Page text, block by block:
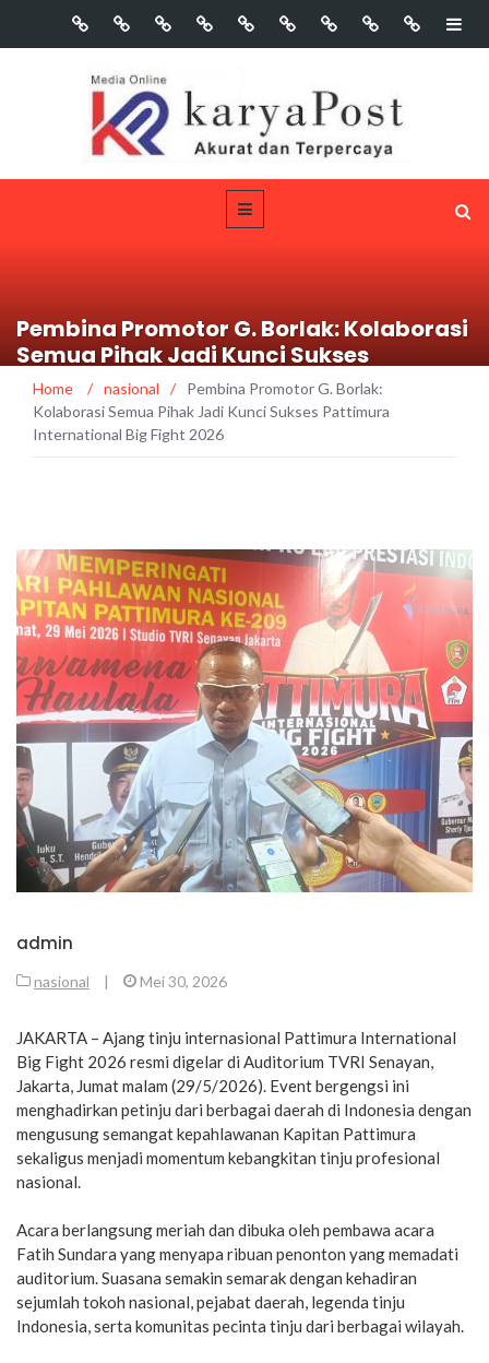
Pembina Promotor G. Borlak: Kolaborasi
Semua Pihak Jadi Kunci Sukses
Pattimura International Big Fight 2026
Home / nasional /
Pembina Promotor G. Borlak:
Kolaborasi Semua Pihak Jadi Kunci Sukses Pattimura
International Big Fight 2026
admin
nasional | Mei 30, 2026
JAKARTA – Ajang tinju internasional Pattimura International
Big Fight 2026 resmi digelar di Auditorium TVRI Senayan,
Jakarta, Jumat malam (29/5/2026). Event bergengsi ini
menghadirkan petinju dari berbagai daerah di Indonesia dengan
mengusung semangat kepahlawanan Kapitan Pattimura
sekaligus menjadi momentum kebangkitan tinju profesional
nasional.
Acara berlangsung meriah dan dibuka oleh pembawa acara
Fatih Sundara yang menyapa ribuan penonton yang memadati
auditorium. Suasana semakin semarak dengan kehadiran
sejumlah tokoh nasional, pejabat daerah, legenda tinju
Indonesia, serta komunitas pecinta tinju dari berbagai wilayah.